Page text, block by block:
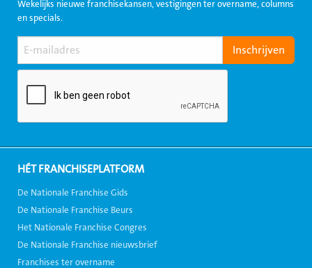
Wekelijks nieuwe franchisekansen, vestigingen ter overname, columns
en specials.
HÉT FRANCHISEPLATFORM
De Nationale Franchise Gids
De Nationale Franchise Beurs
Het Nationale Franchise Congres
De Nationale Franchise nieuwsbrief
Franchises ter overname